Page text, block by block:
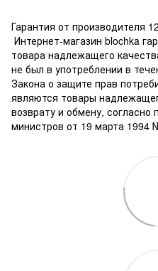
Гарантия от производителя
Интернет-магазин blochka
товара надлежащего
не был в употреблении в
Закона о защите прав
являются товары
возврату и обмену,
министров от 19 марта 1994